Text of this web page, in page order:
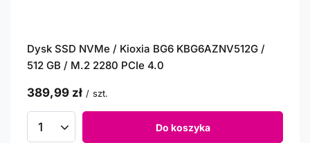
Dysk SSD NVMe / Kioxia BG6 KBG6AZNV512G /
512 GB / M.2 2280 PCIe 4.0
389,99 zł / szt.
Do koszyka